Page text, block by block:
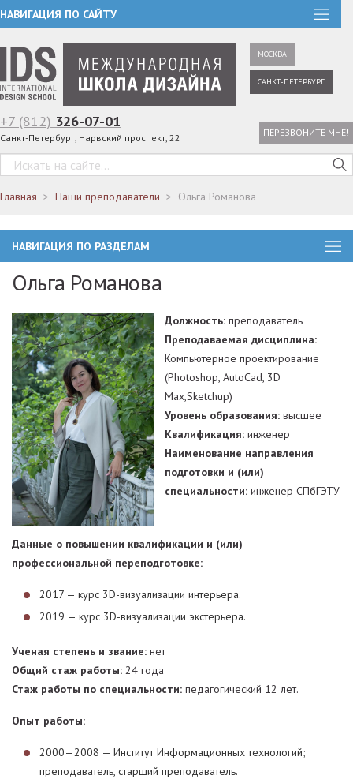
НАВИГАЦИЯ ПО САЙТУ
МОСКВА
САНКТ-ПЕТЕРБУРГ
+7 (812) 326-07-01
Санкт-Петербург, Нарвский проспект, 22 ПЕРЕЗВОНИТЕ МНЕ!
Главная Наши преподаватели Ольга Романова
НАВИГАЦИЯ ПО РАЗДЕЛАМ
Ольга Романова
Должность: преподаватель
Преподаваемая дисциплина:
Компьютерное проектирование
(Photoshop, AutoCad, 3D
Max,Sketchup)
Уровень образования: высшее
Квалификация: инженер
Наименование направления
подготовки и (или)
специальности: инженер СПбГЭТУ
Данные о повышении квалификации и (или)
профессиональной переподготовке:
2017 — курс 3D-визуализации интерьера.
2019 — курс 3D-визуализации экстерьера.
Ученая степень и звание: нет
Общий стаж работы: 24 года
Стаж работы по специальности: педагогический 12 лет.
Опыт работы:
2000—2008 — Институт Информационных технологий;
преподаватель, старший преподаватель.